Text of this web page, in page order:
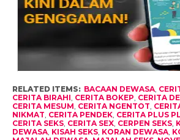
RELATED ITEMS: BACAAN DEWASA,
CERITA BIRAHI, CERITA BOKEP, CERITA
CERITA MESUM, CERITA NGENTOT,
NIKMAT, CERITA PENDEK, CERITA PLUS
CERITA SEKS, CERITA SEX, CERPEN SEKS,
DEWASA, KISAH SEKS, KORAN DEWASA,